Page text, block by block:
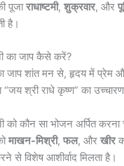
पूजाराधाष्टमी,शुक्रवार, और
है।
का जाप कैसे करें?
जाप शांत मन से, हृदय में प्रेम
“जय श्री राधे कृष्ण” का
को कौन सा भोजन अर्पित करना
माखन-मिश्री,फल, औरखीर
से विशेष आशीर्वाद मिलता है।